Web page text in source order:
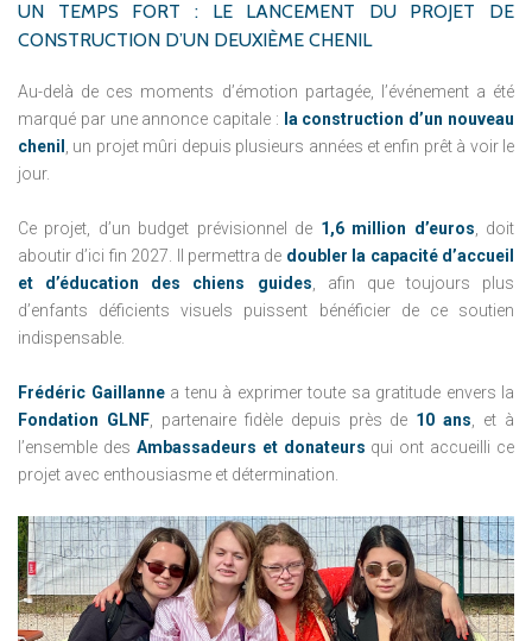
UN TEMPS FORT : LE LANCEMENT DU PROJET
DE
CONSTRUCTION D’UN DEUXIÈME CHENIL
Au-delà de ces moments d’émotion partagée, l’événement a été
marqué par une annonce capitale : la construction d’un nouveau
chenil
, un projet mûri depuis plusieurs années et enfin prêt à voir le
jour.
Ce projet, d’un budget prévisionnel de 1,6 million d’euros , doit
aboutir d’ici fin 2027. Il permettra de doubler la capacité d’accueil
et d’éducation des chiens guides , afin que toujours plus
d’enfants déficients visuels puissent bénéficier de ce soutien
indispensable.
Frédéric Gaillannea tenu à exprimer toute sa gratitude envers la
Fondation GLNF, partenaire fidèle depuis près de 10 ans , et à
l’ensemble des Ambassadeurs et donateurs qui ont accueilli ce
projet avec enthousiasme et détermination.